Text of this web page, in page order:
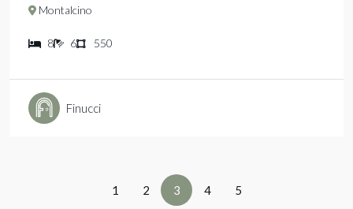
Montalcino
8 6 550
Finucci
1 2 3 4 5